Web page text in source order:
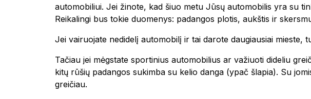
automobiliui. Jei žinote, kad šiuo metu Jūsų automobilis yra su
Reikalingi bus tokie duomenys: padangos plotis, aukštis ir
Jei vairuojate nedidelį automobilį ir tai darote daugiausiai mieste,
Tačiau jei mėgstate sportinius automobilius ar važiuoti dideliu
kitų rūšių padangos sukimba su kelio danga (ypač šlapia). Su
greičiau.